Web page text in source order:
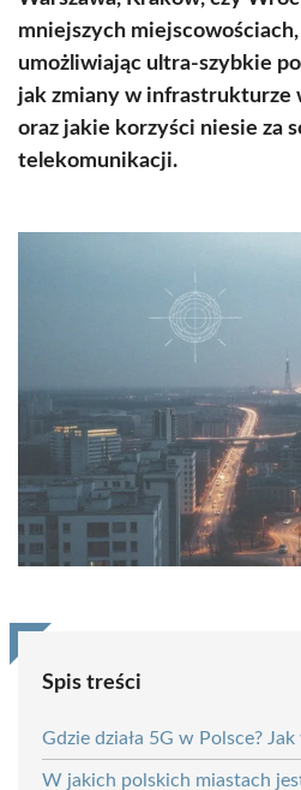
mniejszych
umożliwiając ultra-szybkie
jak zmiany w infrastrukturze
oraz jakie korzyści niesie za
telekomunikacji.
Spis treści
Gdzie działa 5G w Polsce?
W jakich polskich miastach